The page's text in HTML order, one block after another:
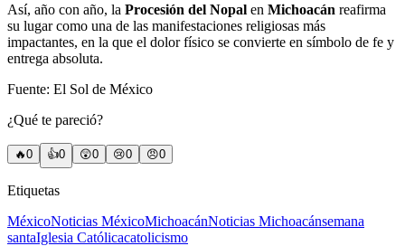
Así, año con año, la Procesión del Nopal en Michoacán reafirma
su lugar como una de las manifestaciones religiosas más
impactantes, en la que el dolor físico se convierte en símbolo de fe y
entrega absoluta.
Fuente: El Sol de México
¿Qué te pareció?
🔥0 👍0 😲0 😢0 😠0
Etiquetas
MéxicoNoticias MéxicoMichoacánNoticias Michoacánsemana
santaIglesia Católicacatolicismo